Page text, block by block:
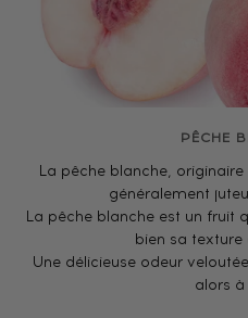
PÊCHE
La pêche blanche,
généralement
La pêche blanche est un fruit
bien sa texture
Une délicieuse odeur
alors à